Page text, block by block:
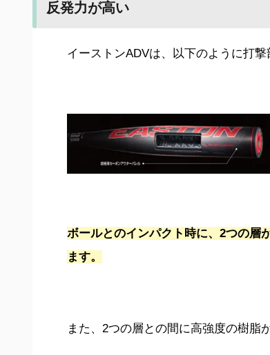
反発力が高い
イーストンADVは、以下のように打
ボールとのインパクト時に、2つの層
ます。
また、2つの層との間に高強度の樹脂